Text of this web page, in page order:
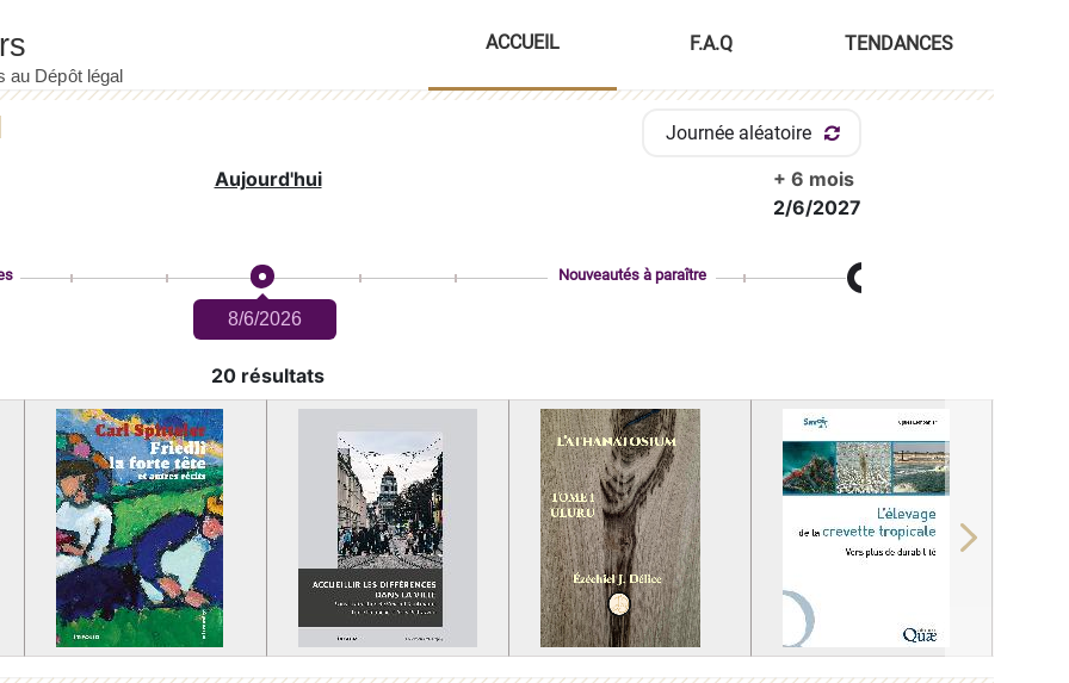
ACCUEIL F.A.Q TENDANCES
Journée aléatoire
Aujourd'hui
+ 6 mois
2/6/2027
8/6/2026
Nouveautés à paraître
20 résultats
Next